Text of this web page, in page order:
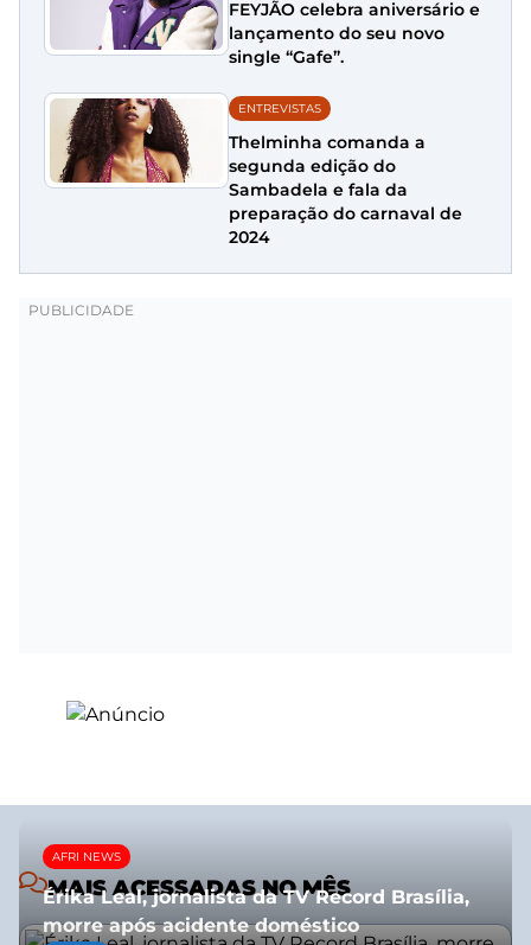
FEYJÃO celebra aniversário e
lançamento do seu novo
single “Gafe”.
ENTREVISTAS
Thelminha comanda a
segunda edição do
Sambadela e fala da
preparação do carnaval de
2024
MAIS ACESSADAS NO MÊS
AFRI NEWS
Érika Leal, jornalista da TV Record Brasília,
morre após acidente doméstico